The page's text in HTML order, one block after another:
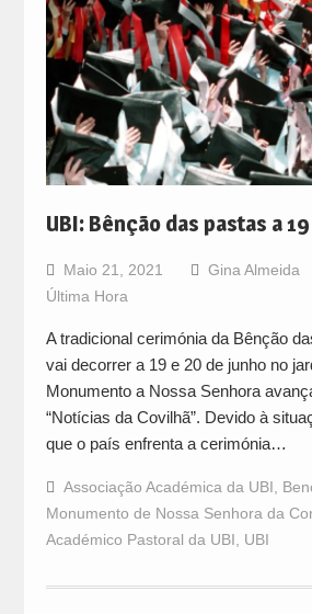
UBI: Bênção das pastas a
Maio 21, 2021 Gina Almeida
Última Hora
A tradicional cerimónia da Bênção
vai decorrer a 19 e 20 de junho no
Monumento a Nossa Senhora
“Notícias da Covilhã”. Devido à
que o país enfrenta a cerimónia…
Associação Académica da UBI
Monumento de Nossa Senhora da
Académico Pastoral da UBI
UBI